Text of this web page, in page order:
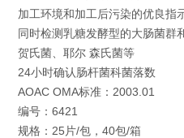
加工环境和加工后污染的优良指
同时检测乳糖发酵型的大肠菌群
贺氏菌、耶尔 森氏菌等
24小时确认肠杆菌科菌落数
AOAC OMA标准：2003.01
编号：6421
规格：25片/包，40包/箱